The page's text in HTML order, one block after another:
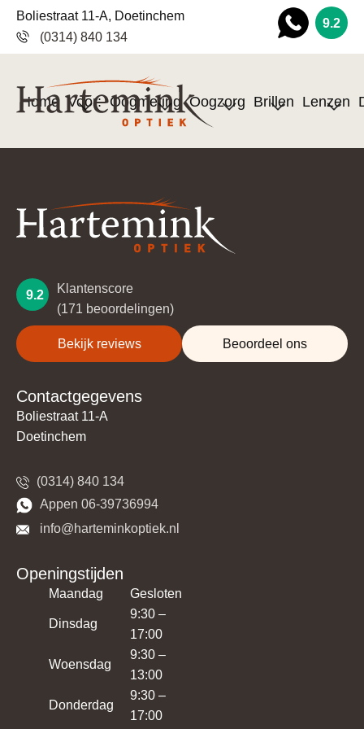
9.2
Boliestraat 11-A, Doetinchem
(0314) 840 134
Home Voor: Oogmeting Oogzorg Brillen Lenzen
Contactgegevens
Boliestraat 11-A
Doetinchem
(0314) 840 134
​​Appen 06-39736994
​​​ info@harteminkoptiek.nl
Openingstijden
Maandag Gesloten
Dinsdag
9:30 –
17:00
Woensdag
9:30 –
13:00
Donderdag
9:30 –
17:00
9.2
Klantenscore
(171 beoordelingen)
Bekijk reviews Beoordeel ons